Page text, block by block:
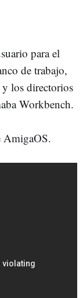
para el
de trabajo,
y los directorios
Workbench.
AmigaOS.